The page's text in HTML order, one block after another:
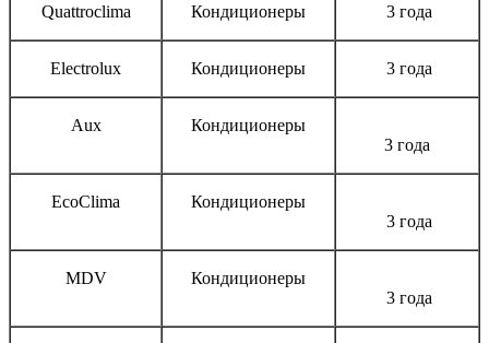
Quattroclima Кондиционеры 3 года
Electrolux Кондиционеры 3 года
Aux
Кондиционеры
3 года
EcoClima
Кондиционеры
3 года
MDV
Кондиционеры
3 года